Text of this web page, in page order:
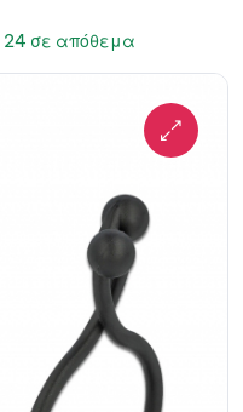
24 σε απόθεμα